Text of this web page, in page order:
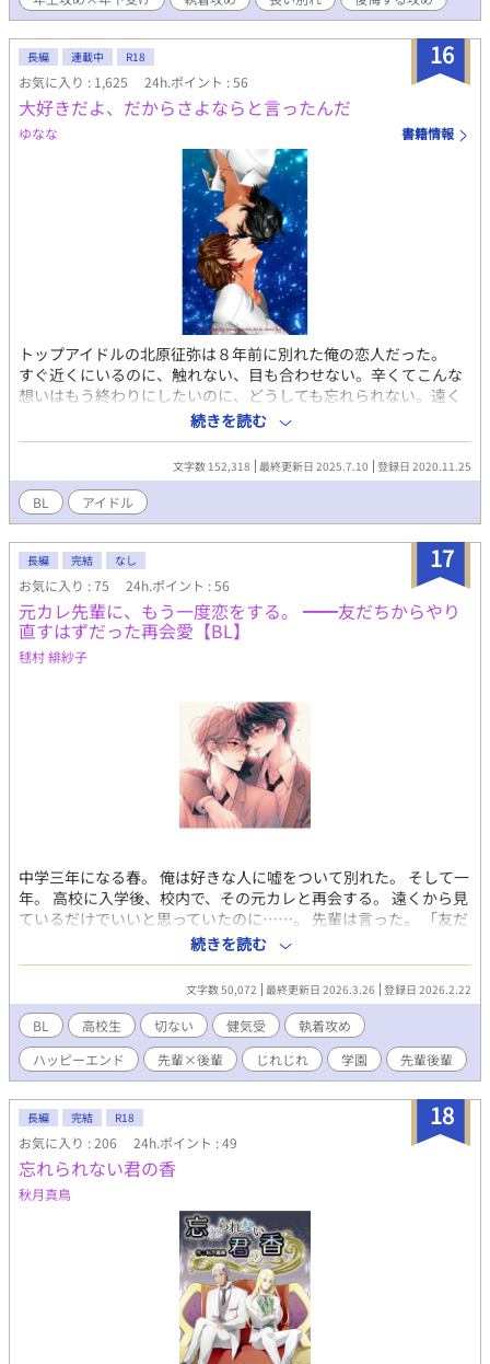
を歩むが、突如として勤めていた会社が倒産し無職になってしま
う。 途方に暮れた司だが、偶然にも真紀人の会社から声をかけら
れる。自分が真紀人と知り合いだと知らない社員は話を進め、と
うとう真紀人との面接に至ってしまう。 このままだとダメだ。な
ぜなら自分たちの別れは最悪すぎる。追い返されるに決まってい
る。顔面蒼白する司だが、真紀人の反応は違った。 「俺とお前が
ただの知り合いなのか？」 事故で記憶に障害を受けた真紀人は、
司を忘れていたのだ。 彼は言った。 「そんなわけがない」「もし
そうなら俺は頭がおかしいな——……」 ⭐︎一言でも感想嬉しいで
16
長編 連載中 R18
お気に入り : 1,625 24h.ポイント : 56
大好きだよ、だからさよならと言ったんだ
ゆなな 書籍情報
トップアイドルの北原征弥は８年前に別れた俺の恋人だった。
すぐ近くにいるのに、触れない、目も合わせない。辛くてこんな
想いはもう終わりにしたいのに、どうしても忘れられない。遠く
離ればなれになって、今度こそ忘れられると思ったのに─── 表
紙は海月美兎さん（Twitter@22620416）からいただきました。
続きを読む
文字数 152,318 最終更新日 2025.7.10 登録日 2020.11.25
BL アイドル
17
長編 完結 なし
お気に入り : 75 24h.ポイント : 56
元カレ先輩に、もう一度恋をする。 ━━友だちからやり
直すはずだった再会愛【BL】
毬村 緋紗子
中学三年になる春。 俺は好きな人に嘘をついて別れた。 そして一
年。 高校に入学後、校内で、その元カレと再会する。 遠くから見
ているだけでいいと思っていたのに……。 先輩は言った。 「友だ
ちに戻ろう」 まだ好きなのに。 忘れられないのに。 元恋人から
始まる、再スタートの恋。 (登場人物) 渋沢 香名人 ｼﾌﾞｻﾜ ｶﾅﾄ 高１
山名 貴仁 ﾔﾏﾅ ﾀｶﾋﾄ 高３ 表紙は、生成AIによる、自作です。 (替わ
るかもです。。)
続きを読む
文字数 50,072 最終更新日 2026.3.26 登録日 2026.2.22
BL 高校生 切ない 健気受
執着攻め
ハッピーエンド
先輩×後輩 じれじれ 学園 先輩後輩
18
長編 完結 R18
お気に入り : 206 24h.ポイント : 49
忘れられない君の香
秋月真鳥